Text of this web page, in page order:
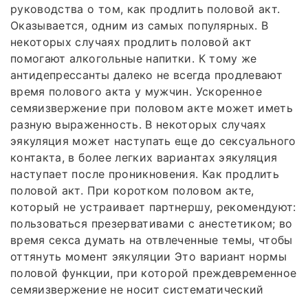
руководства о том, как продлить половой акт.
Оказывается, одним из самых популярных. В
некоторых случаях продлить половой акт
помогают алкогольные напитки. К тому же
антидепрессанты далеко не всегда продлевают
время полового акта у мужчин. Ускоренное
семяизвержение при половом акте может иметь
разную выраженность. В некоторых случаях
эякуляция может наступать еще до сексуального
контакта, в более легких вариантах эякуляция
наступает после проникновения. Как продлить
половой акт. При коротком половом акте,
который не устраивает партнершу, рекомендуют:
пользоваться презервативами с анестетиком; во
время секса думать на отвлеченные темы, чтобы
оттянуть момент эякуляции Это вариант нормы
половой функции, при которой преждевременное
семяизвержение не носит систематический